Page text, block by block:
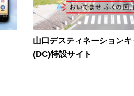
山口デスティネーション
(DC)特設サイト